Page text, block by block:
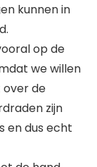
kunnen in
op de
we willen
over de
zijn
en dus echt